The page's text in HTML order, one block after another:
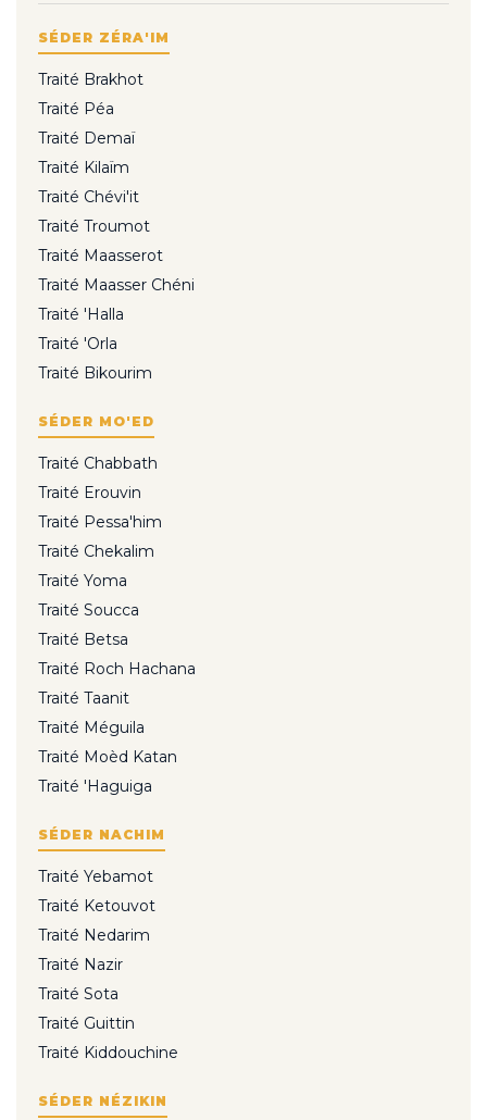
SÉDER ZÉRA'IM
Traité Brakhot
Traité Péa
Traité Demaï
Traité Kilaïm
Traité Chévi'it
Traité Troumot
Traité Maasserot
Traité Maasser Chéni
Traité 'Halla
Traité 'Orla
Traité Bikourim
SÉDER MO'ED
Traité Chabbath
Traité Erouvin
Traité Pessa'him
Traité Chekalim
Traité Yoma
Traité Soucca
Traité Betsa
Traité Roch Hachana
Traité Taanit
Traité Méguila
Traité Moèd Katan
Traité 'Haguiga
SÉDER NACHIM
Traité Yebamot
Traité Ketouvot
Traité Nedarim
Traité Nazir
Traité Sota
Traité Guittin
Traité Kiddouchine
SÉDER NÉZIKIN